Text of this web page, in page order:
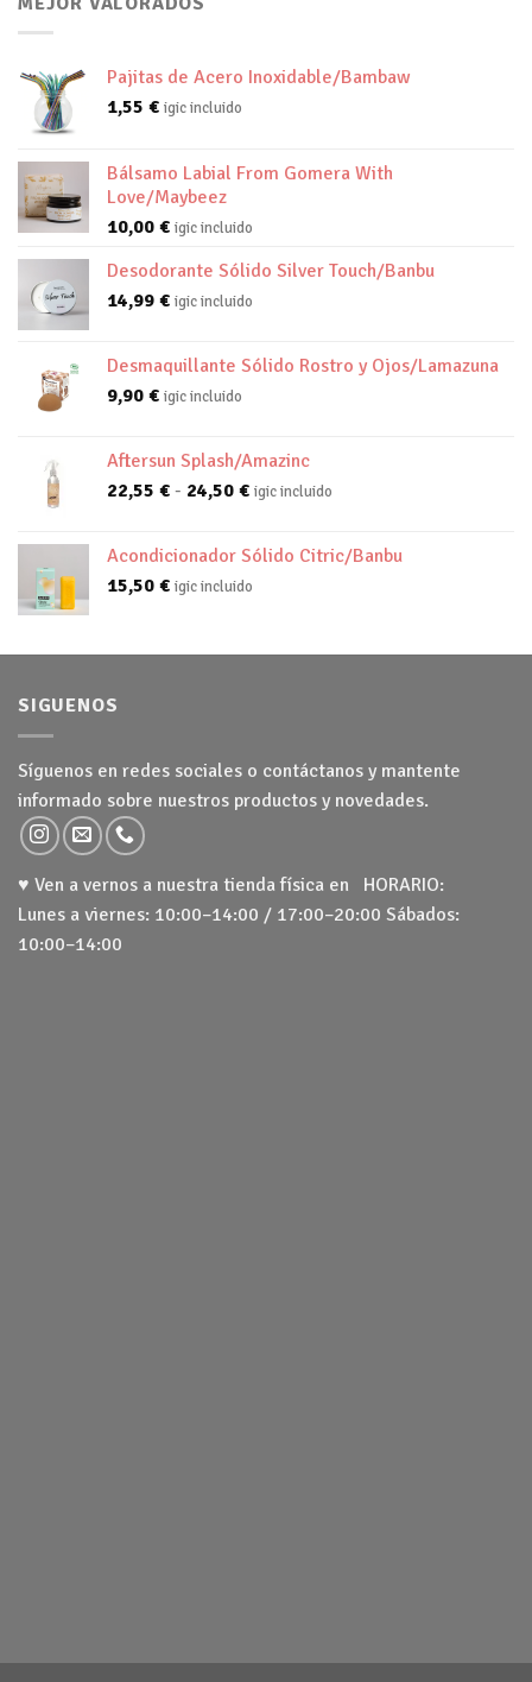
Pajitas de Acero Inoxidable/Bambaw
1,55 € igic incluido
Bálsamo Labial From Gomera With
Love/Maybeez
10,00 € igic incluido
Desodorante Sólido Silver Touch/Banbu
14,99 € igic incluido
Desmaquillante Sólido Rostro y Ojos/Lamazuna
9,90 € igic incluido
Aftersun Splash/Amazinc
22,55 € - 24,50 €Rango
desde
22,55 €
igic incluido
Acondicionador Sólido Citric/Banbu
15,50 € igic incluido
SIGUENOS
Síguenos en redes sociales o contáctanos y mantente
informado sobre nuestros productos y novedades.
♥ Ven a vernos a nuestra tienda física en HORARIO:
Lunes a viernes: 10:00–14:00 / 17:00–20:00 Sábados:
10:00–14:00